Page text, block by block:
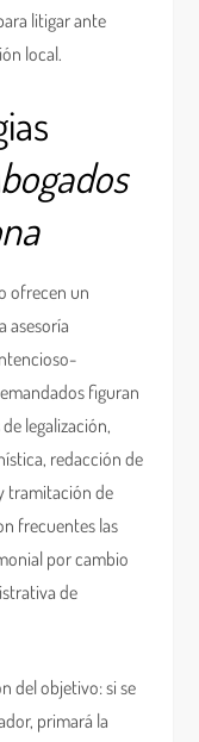
litigar ante
local.
ofrecen un
asesoría
figuran
legalización,
redacción de
tramitación de
frecuentes las
por cambio
de
del objetivo: si se
primará la